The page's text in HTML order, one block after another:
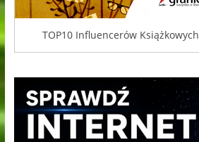
TOP10 Influencerów Książkowych